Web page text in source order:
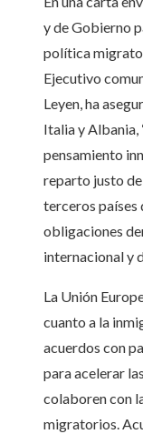
y de Gobierno
política
Ejecutivo
Leyen, ha
Italia y Albania,
pensamiento
reparto justo
terceros países
obligaciones
internacional y
La Unión
cuanto a la
acuerdos con
para acelerar
colaboren con
migratorios.